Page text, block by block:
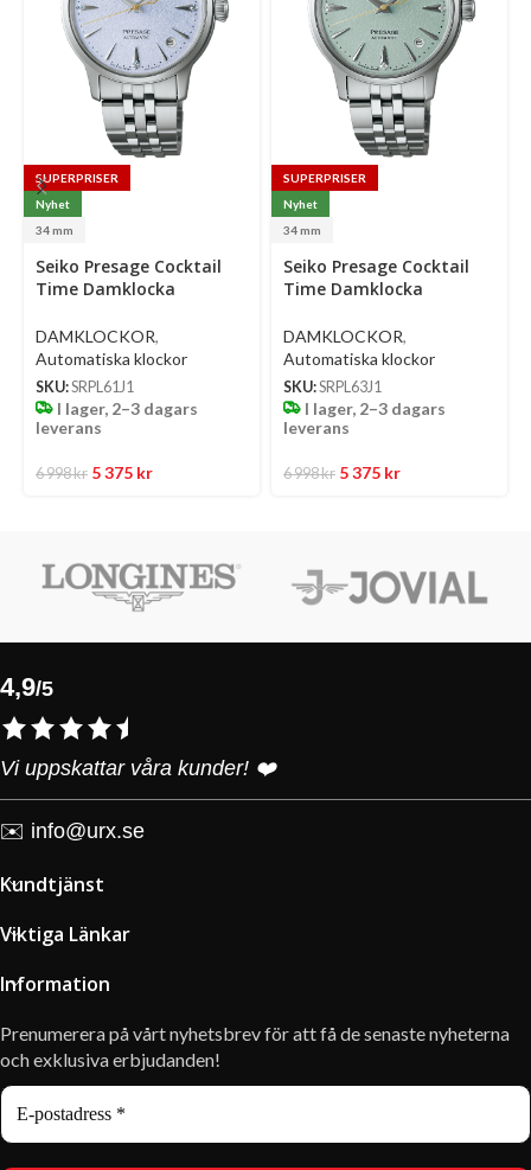
SUPERPRISER
Nyhet
34 mm
Select
options
Seiko Presage Cocktail
Time Damklocka
Ljusblå Urtavla Med
Diamanter Och Stållänk
DAMKLOCKOR,
Automatiska klockor
SKU:SRPL61J1
I lager, 2–3 dagars
leverans
6 998kr 5 375 kr
SUPERPRISER
Nyhet
34 mm
Select
options
Seiko Presage Cocktail
Time Damklocka
Ljusgrön Urtavla Med
Diamanter Och Stållänk
DAMKLOCKOR,
Automatiska klockor
SKU:SRPL63J1
I lager, 2–3 dagars
leverans
6 998kr 5 375 kr
4,9/5
Vi uppskattar våra kunder! ❤️
✉️ info@urx.se
Kundtjänst
Viktiga Länkar
Information
Prenumerera på vårt nyhetsbrev för att få de senaste nyheterna
och exklusiva erbjudanden!